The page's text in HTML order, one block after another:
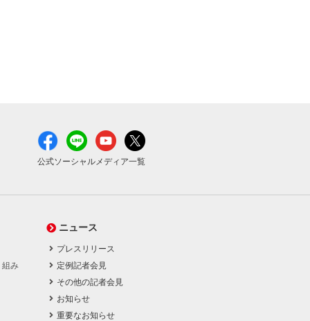
公式ソーシャルメディア一覧
組み
ニュース
プレスリリース
定例記者会見
その他の記者会見
お知らせ
重要なお知らせ